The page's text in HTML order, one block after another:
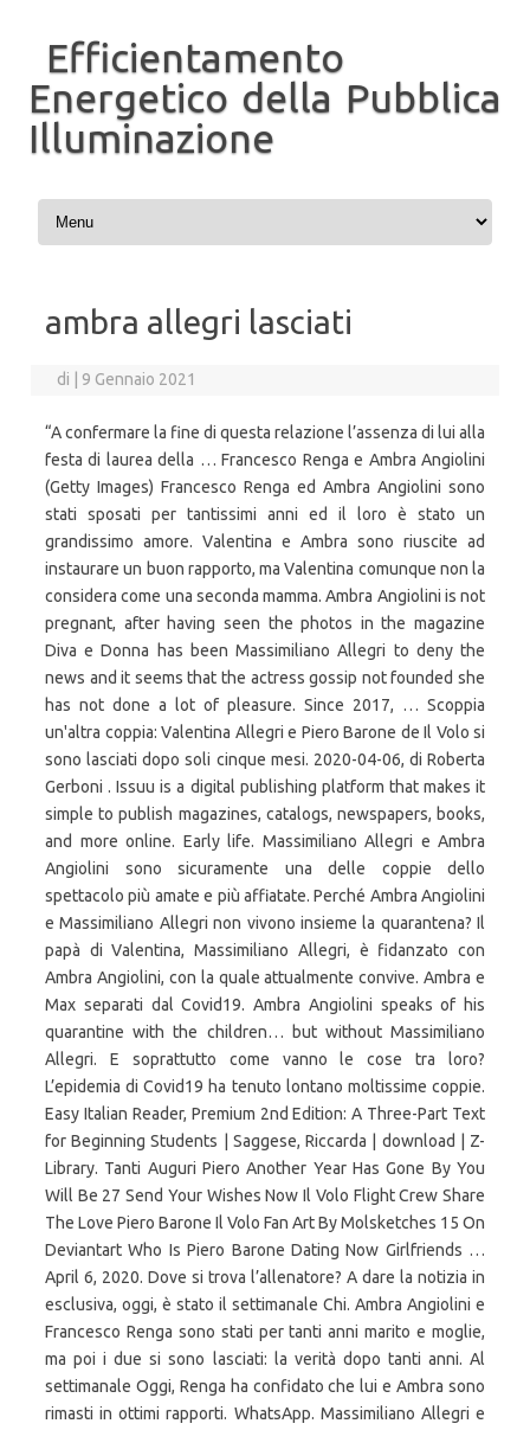
Efficientamento
Energetico della Pubblica
Illuminazione
Vai al contenuto
ambra allegri lasciati
di 9 Gennaio 2021
“A confermare la fine di questa relazione l’assenza di lui alla
festa di laurea della … Francesco Renga e Ambra Angiolini
(Getty Images) Francesco Renga ed Ambra Angiolini sono
stati sposati per tantissimi anni ed il loro è stato un
grandissimo amore. Valentina e Ambra sono riuscite ad
instaurare un buon rapporto, ma Valentina comunque non la
considera come una seconda mamma. Ambra Angiolini is not
pregnant, after having seen the photos in the magazine
Diva e Donna has been Massimiliano Allegri to deny the
news and it seems that the actress gossip not founded she
has not done a lot of pleasure. Since 2017, … Scoppia
un'altra coppia: Valentina Allegri e Piero Barone de Il Volo si
sono lasciati dopo soli cinque mesi. 2020-04-06, di Roberta
Gerboni . Issuu is a digital publishing platform that makes it
simple to publish magazines, catalogs, newspapers, books,
and more online. Early life. Massimiliano Allegri e Ambra
Angiolini sono sicuramente una delle coppie dello
spettacolo più amate e più affiatate. Perché Ambra Angiolini
e Massimiliano Allegri non vivono insieme la quarantena? Il
papà di Valentina, Massimiliano Allegri, è fidanzato con
Ambra Angiolini, con la quale attualmente convive. Ambra e
Max separati dal Covid19. Ambra Angiolini speaks of his
quarantine with the children… but without Massimiliano
Allegri. E soprattutto come vanno le cose tra loro?
L’epidemia di Covid19 ha tenuto lontano moltissime coppie.
Easy Italian Reader, Premium 2nd Edition: A Three-Part Text
for Beginning Students | Saggese, Riccarda | download | Z-
Library. Tanti Auguri Piero Another Year Has Gone By You
Will Be 27 Send Your Wishes Now Il Volo Flight Crew Share
The Love Piero Barone Il Volo Fan Art By Molsketches 15 On
Deviantart Who Is Piero Barone Dating Now Girlfriends …
April 6, 2020. Dove si trova l’allenatore? A dare la notizia in
esclusiva, oggi, è stato il settimanale Chi. Ambra Angiolini e
Francesco Renga sono stati per tanti anni marito e moglie,
ma poi i due si sono lasciati: la verità dopo tanti anni. Al
settimanale Oggi, Renga ha confidato che lui e Ambra sono
rimasti in ottimi rapporti. WhatsApp. Massimiliano Allegri e